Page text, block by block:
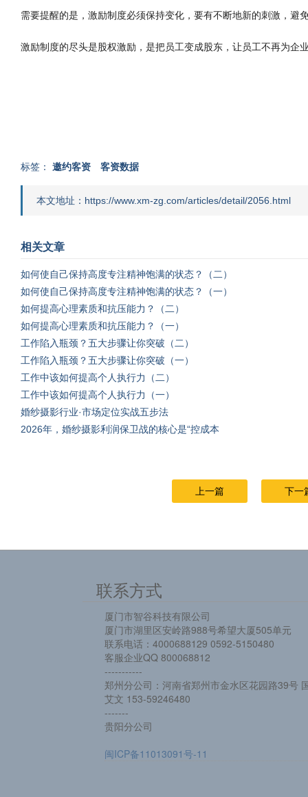
需要提醒的是，激励制度必须保持变化，要有不断地新的刺激，避
激励制度的尽头是股权激励，是把员工变成股东，让员工不再为
标签： 邀约客资 客资数据
本文地址：https://www.xm-zg.com/articles/detail/2056.html
相关文章
如何使自己保持高度专注精神饱满的状态？（二）
如何使自己保持高度专注精神饱满的状态？（一）
如何提高心理素质和抗压能力？（二）
如何提高心理素质和抗压能力？（一）
工作陷入瓶颈？五大步骤让你突破（二）
工作陷入瓶颈？五大步骤让你突破（一）
工作中该如何提高个人执行力（二）
工作中该如何提高个人执行力（一）
婚纱摄影行业·市场定位实战五步法
2026年，婚纱摄影利润保卫战的核心是“控成本
上一篇 下一
联系方式
厦门市智谷科技有限公司
厦门市湖里区安岭路988号希望大厦505单元
联系电话：4000688129 0592-5150480
客服企业QQ 800068812
-----------
郑州分公司：河南省郑州市金水区花园路39号
艾文 153-59246480
-------
贵阳分公司
闽ICP备11013091号-11